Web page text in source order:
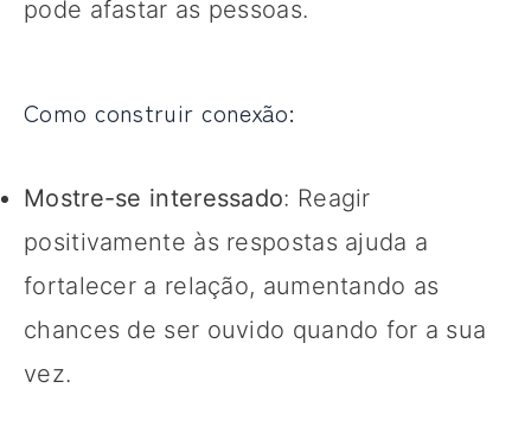
pode afastar as pessoas.
Como construir conexão:
Mostre-se interessado: Reagir
positivamente às respostas ajuda a
fortalecer a relação, aumentando as
chances de ser ouvido quando for a sua
vez.